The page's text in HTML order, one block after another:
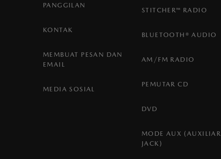
PANGGILAN
KONTAK
MEMBUAT PESAN DAN
EMAIL
MEDIA SOSIAL
STITCHER™ RADIO
BLUETOOTH® AUDIO
AM/FM RADIO
PEMUTAR CD
DVD
MODE AUX
JACK)